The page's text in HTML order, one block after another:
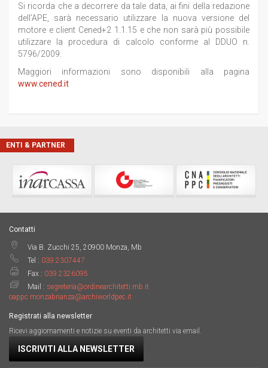
Si ricorda che a decorrere da tale data, ai fini della redazione
dell’APE, sarà necessario utilizzare la nuova versione del
motore e client Cened+2 1.1.15 e che non sarà più possibile
utilizzare la procedura di calcolo conforme al DDUO n.
5796/2009.
Maggiori informazioni sono disponibili alla pagina
www.cened.it
ENTI & PARTNER
Contatti
Via B. Zucchi 25, 20900 Monza, Mb
Tel : 039.2307447
Fax : 039.2326095
Mail : segreteria@ordinearchitetti.mb.it
oappc.monzabrianza@archiworldpec.it
Registrati alla newsletter
Ricevi aggiornamenti e notizie su eventi da architetti via email.
ISCRIVITI ALLA NEWSLETTER